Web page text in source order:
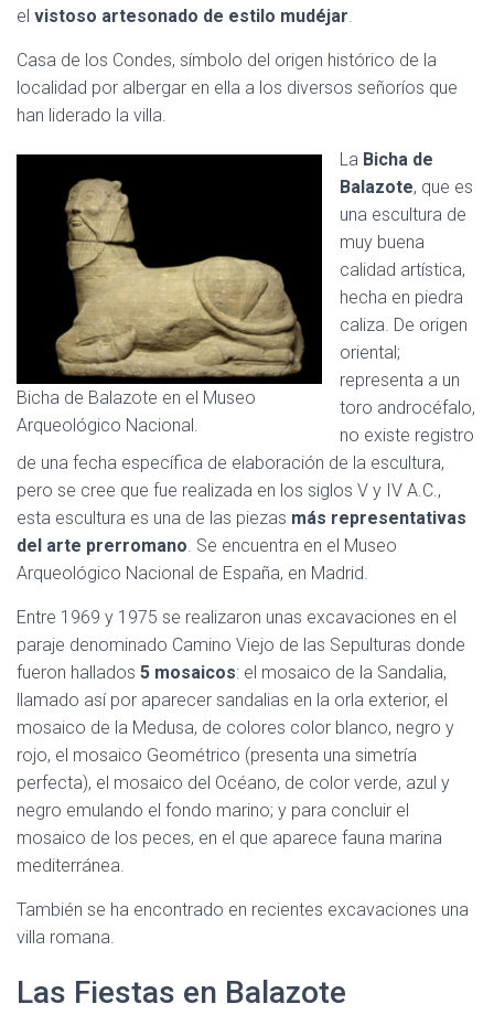
el vistoso artesonado de estilo mudéjar.
Casa de los Condes, símbolo del origen histórico de la
localidad por albergar en ella a los diversos señoríos que
han liderado la villa.
Bicha de Balazote en el Museo
Arqueológico Nacional.
La Bicha de
Balazote, que es
una escultura de
muy buena
calidad artística,
hecha en piedra
caliza. De origen
oriental;
representa a un
toro androcéfalo,
no existe registro
de una fecha específica de elaboración de la escultura,
pero se cree que fue realizada en los siglos V y IV A.C.,
esta escultura es una de las piezas más representativas
del arte prerromano. Se encuentra en el Museo
Arqueológico Nacional de España, en Madrid.
Entre 1969 y 1975 se realizaron unas excavaciones en el
paraje denominado Camino Viejo de las Sepulturas donde
fueron hallados 5 mosaicos: el mosaico de la Sandalia,
llamado así por aparecer sandalias en la orla exterior, el
mosaico de la Medusa, de colores color blanco, negro y
rojo, el mosaico Geométrico (presenta una simetría
perfecta), el mosaico del Océano, de color verde, azul y
negro emulando el fondo marino; y para concluir el
mosaico de los peces, en el que aparece fauna marina
mediterránea.
También se ha encontrado en recientes excavaciones una
villa romana.
Las Fiestas en Balazote